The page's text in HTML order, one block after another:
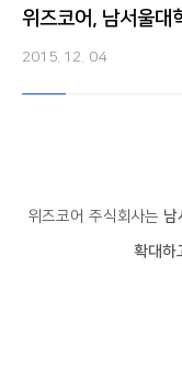
위즈코어, 남서울대
2015. 12. 04
위즈코어 주식회사는 남
확대하